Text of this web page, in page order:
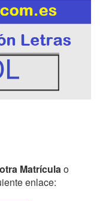
Matrículao
enlace: